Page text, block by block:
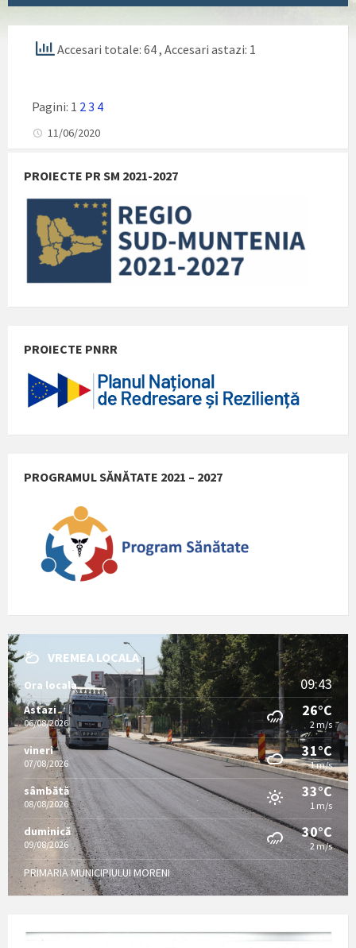
Accesari totale: 64, Accesari astazi: 1
Pagini: 1 2 3 4
11/06/2020
PROIECTE PR SM 2021-2027
PROIECTE PNRR
PROGRAMUL SĂNĂTATE 2021 – 2027
VREMEA LOCALA
Ora locala 09:43
Astazi
06/08/2026
26°C
2 m/s
vineri
07/08/2026
31°C
1 m/s
sâmbătă
08/08/2026
33°C
1 m/s
duminică
09/08/2026
30°C
2 m/s
PRIMARIA MUNICIPIULUI MORENI